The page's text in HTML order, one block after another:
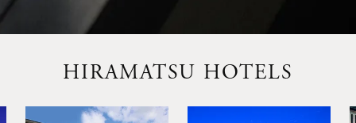
HIRAMATSU HOTELS